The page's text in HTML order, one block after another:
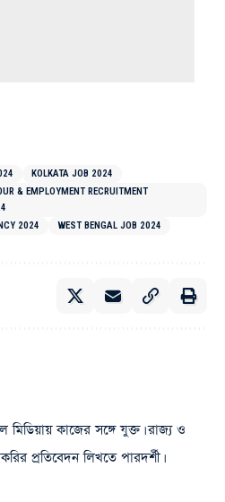
KOLKATA JOB 2024
& EMPLOYMENT RECRUITMENT
2024
WEST BENGAL JOB 2024
মিডিয়ায় কাজের সঙ্গে যুক্ত। রাজ্য ও
প্রতিবেদন লিখতে পারদর্শী।